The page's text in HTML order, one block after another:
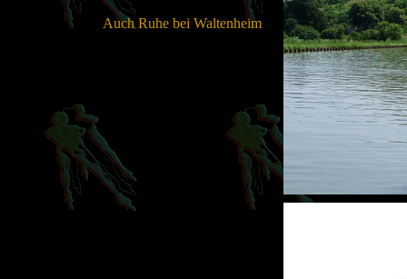
Auch Ruhe bei Waltenheim